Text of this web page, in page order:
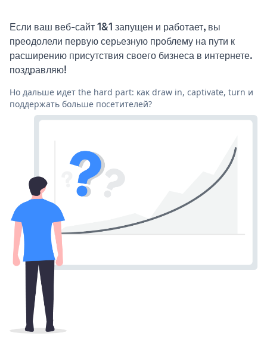
Если ваш веб-сайт 1&1 запущен и работает, вы
преодолели первую серьезную проблему на пути к
расширению присутствия своего бизнеса в интернете.
поздравляю!
Но дальше идет the hard part: как draw in, captivate, turn и
поддержать больше посетителей?